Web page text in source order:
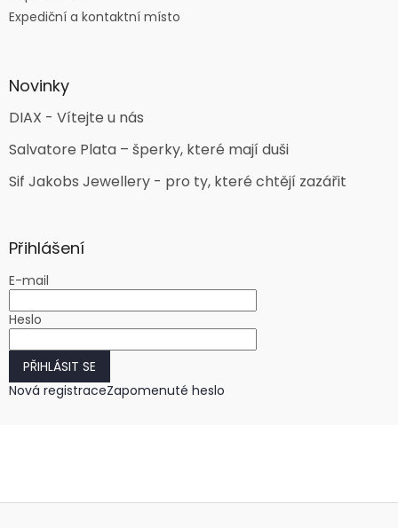
Expediční a kontaktní místo
Novinky
DIAX - Vítejte u nás
Salvatore Plata – šperky, které mají duši
Sif Jakobs Jewellery - pro ty, které chtějí zazářit
Přihlášení
E-mail
Heslo
PŘIHLÁSIT SE
Nová registraceZapomenuté heslo